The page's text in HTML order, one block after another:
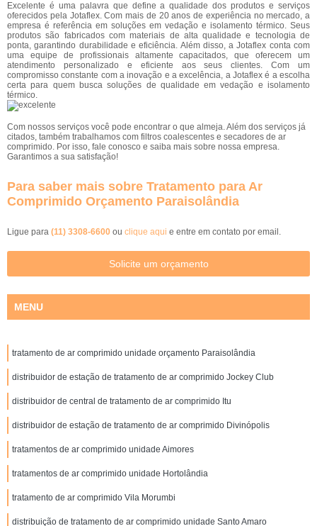
Excelente é uma palavra que define a qualidade dos produtos e serviços
oferecidos pela Jotaflex. Com mais de 20 anos de experiência no mercado, a
empresa é referência em soluções em vedação e isolamento térmico. Seus
produtos são fabricados com materiais de alta qualidade e tecnologia de
ponta, garantindo durabilidade e eficiência. Além disso, a Jotaflex conta com
uma equipe de profissionais altamente capacitados, que oferecem um
atendimento personalizado e eficiente aos seus clientes. Com um
compromisso constante com a inovação e a excelência, a Jotaflex é a escolha
certa para quem busca soluções de qualidade em vedação e isolamento
térmico.
Com nossos serviços você pode encontrar o que almeja. Além dos serviços já
citados, também trabalhamos com filtros coalescentes e secadores de ar
comprimido. Por isso, fale conosco e saiba mais sobre nossa empresa.
Garantimos a sua satisfação!
Para saber mais sobre Tratamento para Ar
Comprimido Orçamento Paraisolândia
Ligue para (11) 3308-6600 ou clique aqui e entre em contato por email.
Solicite um orçamento
MENU
tratamento de ar comprimido unidade orçamento Paraisolândia
distribuidor de estação de tratamento de ar comprimido Jockey Club
distribuidor de central de tratamento de ar comprimido Itu
distribuidor de estação de tratamento de ar comprimido Divinópolis
tratamentos de ar comprimido unidade Aimores
tratamentos de ar comprimido unidade Hortolândia
tratamento de ar comprimido Vila Morumbi
distribuição de tratamento de ar comprimido unidade Santo Amaro